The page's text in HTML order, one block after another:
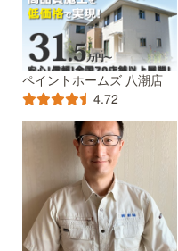
ペイントホームズ 八潮店
4.72